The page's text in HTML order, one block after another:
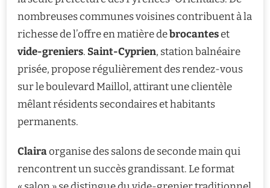
nombreuses communes voisines contribuent à la
richesse de l’offre en matière debrocanteset
vide-greniers. Saint-Cyprien, station balnéaire
prisée, propose régulièrement des rendez-vous
sur le boulevard Maillol, attirant une clientèle
mêlant résidents secondaires et habitants
permanents.
Clairaorganise des salons de seconde main qui
rencontrent un succès grandissant. Le format